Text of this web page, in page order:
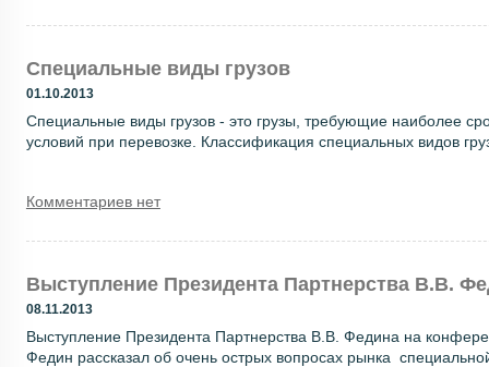
Специальные виды грузов
01.10.2013
Специальные виды грузов - это грузы, требующие наиболее
условий при перевозке. Классификация специальных видов
Комментариев нет
Выступление Президента Партнерства В.В.
08.11.2013
Выступление Президента Партнерства В.В. Федина на
Федин рассказал об очень острых вопросах рынка